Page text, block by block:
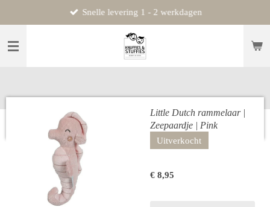
direct
naar
Snelle levering 1 - 2 werkdagen
Little Dutch rammelaar |
Zeepaardje | Pink
Uitverkocht
€ 8,95